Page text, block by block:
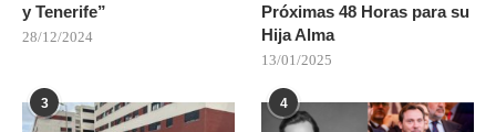
y Tenerife”
28/12/2024
Próximas 48 Horas para su
Hija Alma
13/01/2025
3 4